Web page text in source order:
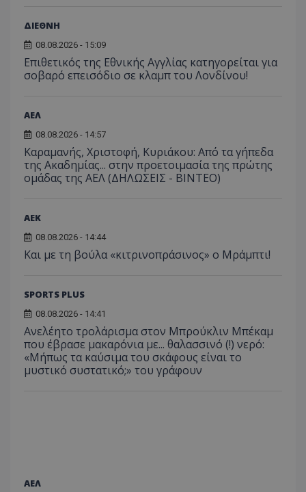
ΔΙΕΘΝΗ
08.08.2026 - 15:09
Επιθετικός της Εθνικής Αγγλίας κατηγορείται για
σοβαρό επεισόδιο σε κλαμπ του Λονδίνου!
ΑΕΛ
08.08.2026 - 14:57
Καραμανής, Χριστοφή, Κυριάκου: Από τα γήπεδα
της Ακαδημίας... στην προετοιμασία της πρώτης
ομάδας της ΑΕΛ (ΔΗΛΩΣΕΙΣ - ΒΙΝΤΕΟ)
ΑEK
08.08.2026 - 14:44
Και με τη βούλα «κιτρινοπράσινος» ο Μράμπτι!
SPORTS PLUS
08.08.2026 - 14:41
Ανελέητο τρολάρισμα στον Μπρούκλιν Μπέκαμ
που έβρασε μακαρόνια με... θαλασσινό (!) νερό:
«Μήπως τα καύσιμα του σκάφους είναι το
μυστικό συστατικό;» του γράφουν
ΑΕΛ